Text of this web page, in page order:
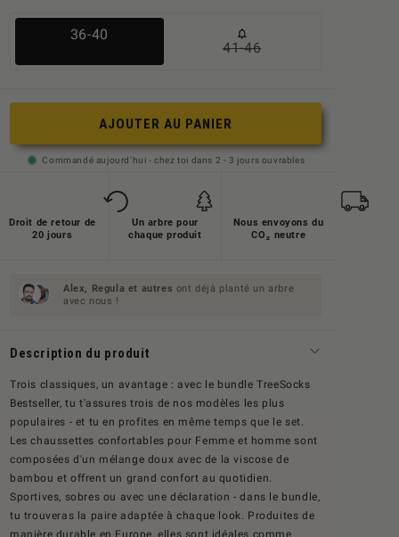
36-40
nicht
41-46Variante
oder
verfügbar
AJOUTER AU PANIER
Commandé aujourd'hui - chez toi dans 2 - 3 jours ouvrables
Droit de retour de
20 jours
Un arbre pour
chaque produit
Nous envoyons du
CO₂ neutre
Alex, Regula et autres ont déjà planté un arbre
avec nous !
Description du produit
Trois classiques, un avantage : avec le bundle TreeSocks
Bestseller, tu t'assures trois de nos modèles les plus
populaires - et tu en profites en même temps que le set.
Les chaussettes confortables pour Femme et homme sont
composées d'un mélange doux avec de la viscose de
bambou et offrent un grand confort au quotidien.
Sportives, sobres ou avec une déclaration - dans le bundle,
tu trouveras la paire adaptée à chaque look. Produites de
manière durable en Europe, elles sont idéales comme